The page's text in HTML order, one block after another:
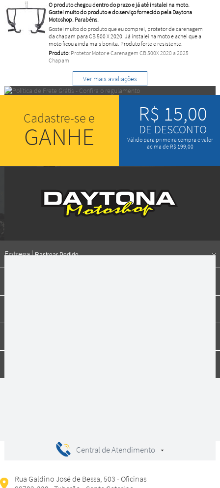
O produto chegou dentro do prazo e já até instalei na moto.
Gostei muito do produto e do serviço fornecido pela Daytona
Motoshop. Parabéns.
Gostei muito do produto que eu comprei, protetor de carenagem
da chapam para CB 500 X 2020. Já instalei na moto e achei que a
moto ficou ainda mais bonita. Produto forte e resistente.
Produto:Protetor Motor e Carenagem CB 500X 2020 a 2025
Chapam
Ver mais avaliações
Cadastre-se e
GANHE
R$ 15,00
DE DESCONTO
Válido para primeira compra e valor
acima de R$ 199,00
Entrega |Rastrear Pedido
Central de Atendimento
Rua Galdino José de Bessa, 503 - Oficinas